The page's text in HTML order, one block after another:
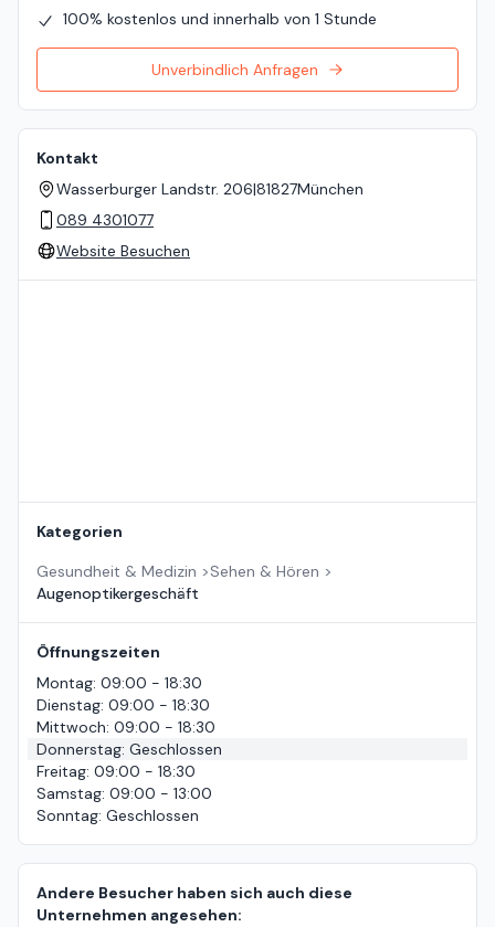
100% kostenlos und innerhalb von 1 Stunde
Unverbindlich Anfragen
Kontakt
Wasserburger Landstr. 206|81827München
089 4301077
Website Besuchen
Kategorien
Gesundheit & Medizin >Sehen & Hören >
Augenoptikergeschäft
Öffnungszeiten
Montag: 09:00 - 18:30
Dienstag: 09:00 - 18:30
Mittwoch: 09:00 - 18:30
Donnerstag: Geschlossen
Freitag: 09:00 - 18:30
Samstag: 09:00 - 13:00
Sonntag: Geschlossen
Andere Besucher haben sich auch diese
Unternehmen angesehen: